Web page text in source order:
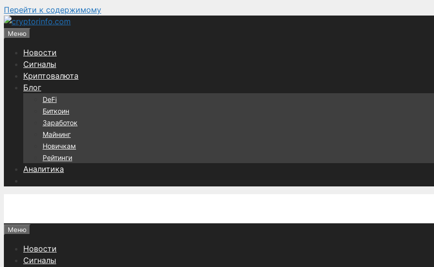
Перейти к содержимому
Меню
Новости
Сигналы
Криптовалюта
Блог
DeFi
Биткоин
Заработок
Майнинг
Новичкам
Рейтинги
Аналитика
Меню
Новости
Сигналы